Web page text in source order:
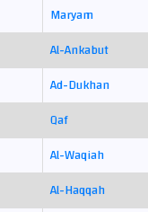
Maryam
Al-Ankabut
Ad-Dukhan
Qaf
Al-Waqiah
Al-Haqqah